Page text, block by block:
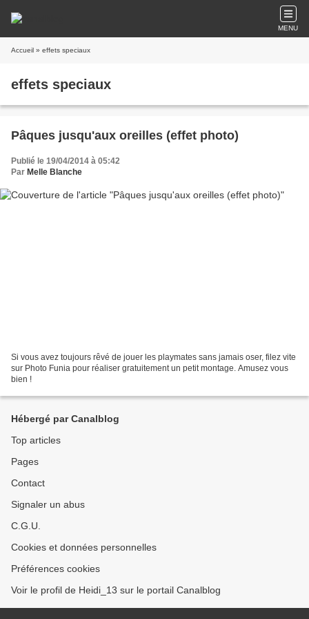
MENU
Accueil » effets speciaux
effets speciaux
Pâques jusqu'aux oreilles (effet photo)
Publié le 19/04/2014 à 05:42
Par Melle Blanche
Si vous avez toujours rêvé de jouer les playmates sans jamais oser, filez vite
sur Photo Funia pour réaliser gratuitement un petit montage. Amusez vous
bien !
Hébergé par Canalblog
Top articles
Pages
Contact
Signaler un abus
C.G.U.
Cookies et données personnelles
Préférences cookies
Voir le profil de Heidi_13 sur le portail Canalblog